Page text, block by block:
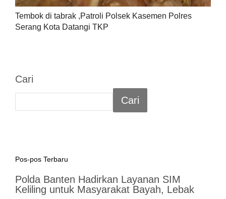
Tembok di tabrak ,Patroli Polsek Kasemen Polres
Serang Kota Datangi TKP
Cari
Cari
Pos-pos Terbaru
Polda Banten Hadirkan Layanan SIM
Keliling untuk Masyarakat Bayah, Lebak